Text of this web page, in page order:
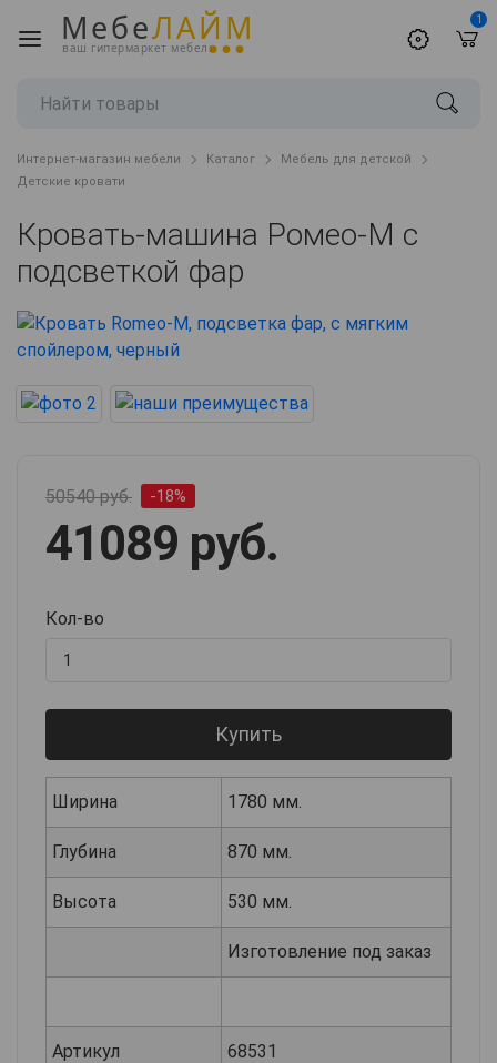
МебеЛАЙМ
ваш гипермаркет мебели
1
Интернет-магазин мебели Каталог
Мебель для детской
Детские кровати
Кровать-машина Ромео-М с
подсветкой фар
50540 руб. -18%
41089 руб.
Кол-во
Купить
Ширина 1780 мм.
Глубина 870 мм.
Высота 530 мм.
Изготовление под заказ
Артикул 68531